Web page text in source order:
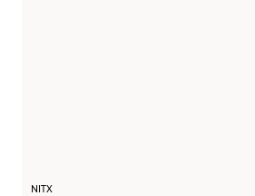
NITX